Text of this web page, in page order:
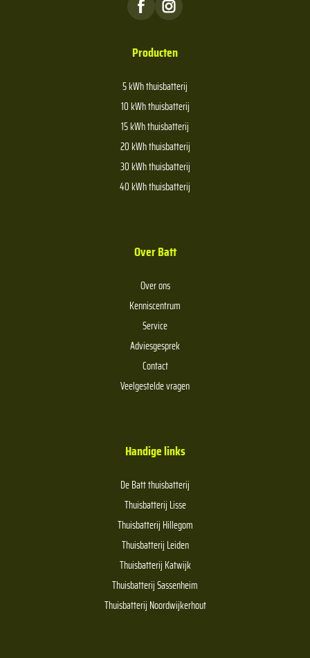
Producten
5 kWh thuisbatterij
10 kWh thuisbatterij
15 kWh thuisbatterij
20 kWh thuisbatterij
30 kWh thuisbatterij
40 kWh thuisbatterij
Over Batt
Over ons
Kenniscentrum
Service
Adviesgesprek
Contact
Veelgestelde vragen
Handige links
De Batt thuisbatterij
Thuisbatterij Lisse
Thuisbatterij Hillegom
Thuisbatterij Leiden
Thuisbatterij Katwijk
Thuisbatterij Sassenheim
Thuisbatterij Noordwijkerhout